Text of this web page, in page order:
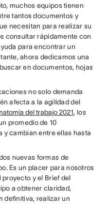
muchos equipos tienen
tantos documentos y
necesitan para realizar su
consultar rápidamente con
para encontrar un
ahora dedicamos una
en documentos, hojas
no solo demanda
afecta a la agilidad del
del trabajo 2021, los
promedio de 10
y cambian entre ellas hasta
nuevas formas de
Es un placer para nosotros
proyecto y el Brief del
a obtener claridad,
definitiva, realizar un